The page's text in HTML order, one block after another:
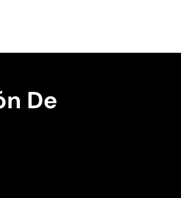
De